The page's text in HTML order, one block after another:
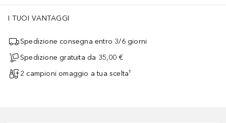
I TUOI VANTAGGI
Spedizione consegna entro 3/6 giorni
Spedizione gratuita da 35,00 €
2 campioni omaggio a tua scelta¹